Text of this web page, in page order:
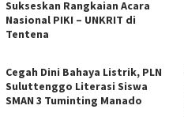
Sukseskan Rangkaian Acara
Nasional PIKI – UNKRIT di
Tentena
Cegah Dini Bahaya Listrik, PLN
Suluttenggo Literasi Siswa
SMAN 3 Tuminting Manado